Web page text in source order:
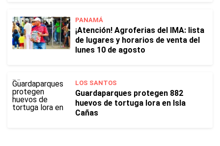
PANAMÁ
¡Atención! Agroferias del IMA: lista
de lugares y horarios de venta del
lunes 10 de agosto
LOS SANTOS
Guardaparques protegen 882
huevos de tortuga lora en Isla
Cañas